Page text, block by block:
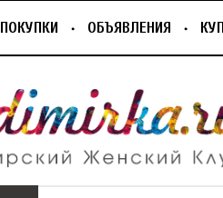
ПОКУПКИ ОБЪЯВЛЕНИЯ